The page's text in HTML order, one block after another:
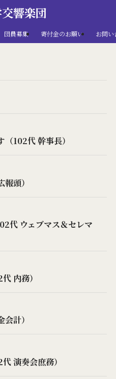
響楽団
団員募集 寄付金のお願い お問い
102代 幹事長）
頭）
代 ウェブマス＆セレマ
内務）
計）
演奏会庶務）